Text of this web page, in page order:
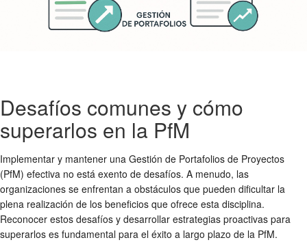
Desafíos comunes y cómo
superarlos en la PfM
Implementar y mantener una Gestión de Portafolios de Proyectos
(PfM) efectiva no está exento de desafíos. A menudo, las
organizaciones se enfrentan a obstáculos que pueden dificultar la
plena realización de los beneficios que ofrece esta disciplina.
Reconocer estos desafíos y desarrollar estrategias proactivas para
superarlos es fundamental para el éxito a largo plazo de la PfM.